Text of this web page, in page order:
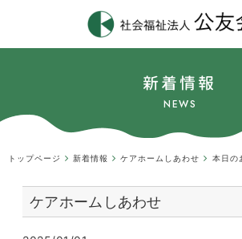
新着情報
NEWS
トップページ 新着情報 ケアホームしあわせ
ケアホームしあわせ